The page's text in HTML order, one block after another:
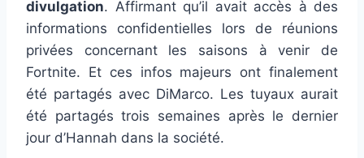
divulgation. Affirmant qu’il avait accès à des
informations confidentielles lors de réunions
privées concernant les saisons à venir de
Fortnite. Et ces infos majeurs ont finalement
été partagés avec DiMarco. Les tuyaux aurait
été partagés trois semaines après le dernier
jour d’Hannah dans la société.